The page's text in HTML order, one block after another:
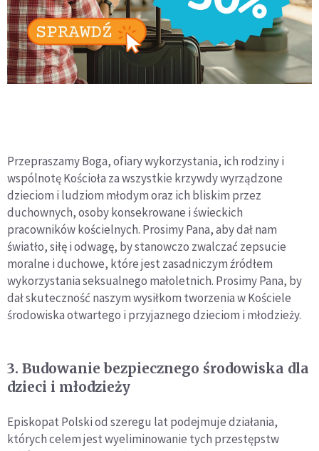
Przepraszamy Boga, ofiary wykorzystania, ich rodziny i
wspólnotę Kościoła za wszystkie krzywdy wyrządzone
dzieciom i ludziom młodym oraz ich bliskim przez
duchownych, osoby konsekrowane i świeckich
pracowników kościelnych. Prosimy Pana, aby dał nam
światło, siłę i odwagę, by stanowczo zwalczać zepsucie
moralne i duchowe, które jest zasadniczym źródłem
wykorzystania seksualnego małoletnich. Prosimy Pana, by
dał skuteczność naszym wysiłkom tworzenia w Kościele
środowiska otwartego i przyjaznego dzieciom i młodzieży.
3. Budowanie bezpiecznego środowiska dla
dzieci i młodzieży
Episkopat Polski od szeregu lat podejmuje działania,
których celem jest wyeliminowanie tych przestępstw